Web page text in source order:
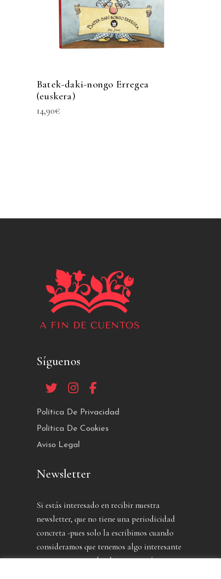
Batek-daki-nongo Erregea
(euskera)
14,90€
Síguenos
Política De Privacidad
Política De Cookies
Aviso Legal
Newsletter
Si estás interesado en recibir nuestra
newsletter, que no tiene una periodicidad
concreta -pues solo la escribimos cuando
consideramos que tenemos algo interesante
que contarte- puedes dejarnos aquí tu